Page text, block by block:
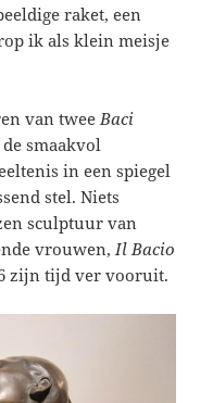
raket, een
ik als klein meisje
van twee Baci
smaakvol
in een spiegel
stel. Niets
sculptuur van
vrouwen, Il Bacio
zijn tijd ver vooruit.